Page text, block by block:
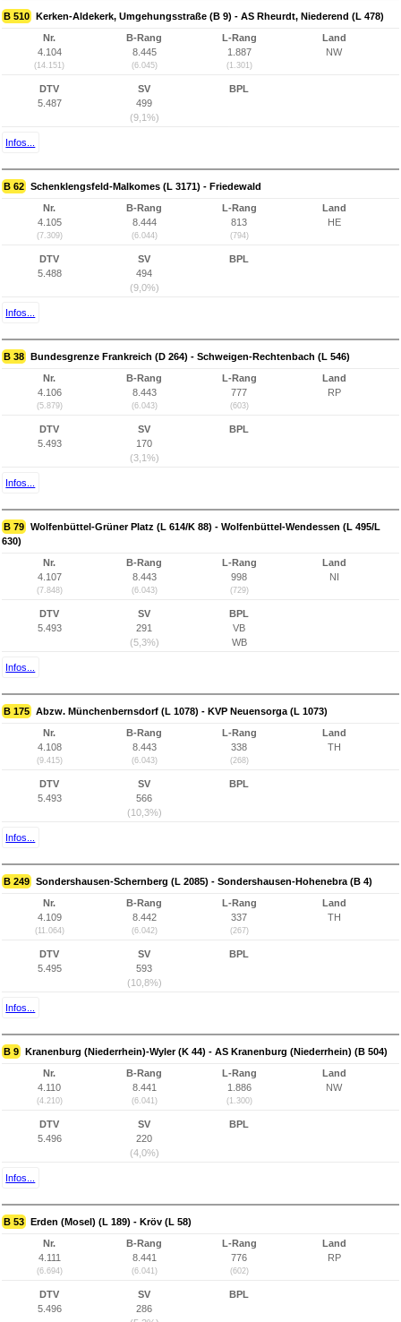
B 510 Kerken-Aldekerk, Umgehungsstraße (B 9) - AS Rheurdt, Niederend (L 478)
Nr.
4.104
(14.151)
B-Rang
8.445
(6.045)
L-Rang
1.887
(1.301)
Land
NW
DTV
5.487
SV
499
(9,1%)
BPL
Infos...
B 62 Schenklengsfeld-Malkomes (L 3171) - Friedewald
Nr.
4.105
(7.309)
B-Rang
8.444
(6.044)
L-Rang
813
(794)
Land
HE
DTV
5.488
SV
494
(9,0%)
BPL
Infos...
B 38 Bundesgrenze Frankreich (D 264) - Schweigen-Rechtenbach (L 546)
Nr.
4.106
(5.879)
B-Rang
8.443
(6.043)
L-Rang
777
(603)
Land
RP
DTV
5.493
SV
170
(3,1%)
BPL
Infos...
B 79 Wolfenbüttel-Grüner Platz (L 614/K 88) - Wolfenbüttel-Wendessen (L 495/L
630)
Nr.
4.107
(7.848)
B-Rang
8.443
(6.043)
L-Rang
998
(729)
Land
NI
DTV
5.493
SV
291
(5,3%)
BPL
VB
WB
Infos...
B 175 Abzw. Münchenbernsdorf (L 1078) - KVP Neuensorga (L 1073)
Nr.
4.108
(9.415)
B-Rang
8.443
(6.043)
L-Rang
338
(268)
Land
TH
DTV
5.493
SV
566
(10,3%)
BPL
Infos...
B 249 Sondershausen-Schernberg (L 2085) - Sondershausen-Hohenebra (B 4)
Nr.
4.109
(11.064)
B-Rang
8.442
(6.042)
L-Rang
337
(267)
Land
TH
DTV
5.495
SV
593
(10,8%)
BPL
Infos...
B 9 Kranenburg (Niederrhein)-Wyler (K 44) - AS Kranenburg (Niederrhein) (B 504)
Nr.
4.110
(4.210)
B-Rang
8.441
(6.041)
L-Rang
1.886
(1.300)
Land
NW
DTV
5.496
SV
220
(4,0%)
BPL
Infos...
B 53 Erden (Mosel) (L 189) - Kröv (L 58)
Nr.
4.111
(6.694)
B-Rang
8.441
(6.041)
L-Rang
776
(602)
Land
RP
DTV
5.496
SV
286
BPL